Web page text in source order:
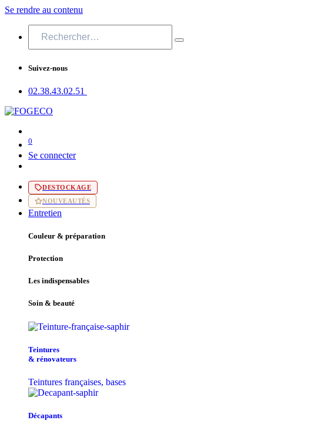
Se rendre au contenu
Suivez-nous
02.38.43​.02.51
0
Se connecter
DESTOCKAGE
NOUVEAUTÉS
Entretien
Couleur & préparation
Protection
Les indispensables
Soin & beauté
Teintu​res
& r​é​novateurs
Teintures françaises, bases
Décapants